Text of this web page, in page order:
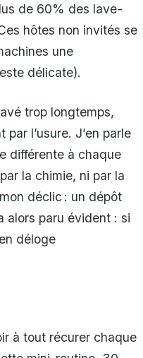
de 60% des lave-
hôtes non invités se
une
délicate).
trop longtemps,
l’usure. J’en parle
différente à chaque
la chimie, ni par la
déclic : un dépôt
alors paru évident : si
déloge
à tout récurer chaque